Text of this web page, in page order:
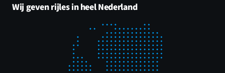
Wij geven rijles in heel Nederland